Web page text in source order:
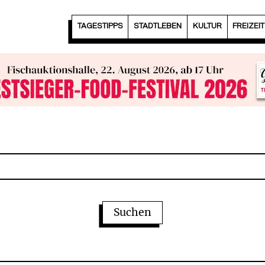
TAGESTIPPS STADTLEBEN KULTUR